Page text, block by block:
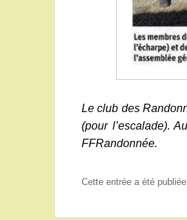
Le club des
(pour l’escalade).
FFRandonnée.
Cette entrée a été